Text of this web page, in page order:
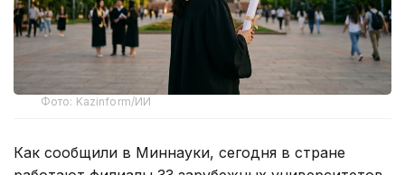
Фото: Kazinform/ИИ
Как сообщили в Миннауки, сегодня в стране